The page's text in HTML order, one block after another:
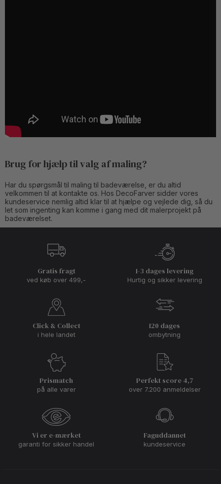
Brug for hjælp til valg af maling?
Har du spørgsmål til maling til badeværelse, er du altid
velkommen til at kontakte os. Hos DecoFarver sidder vores
kundeservice nemlig altid klar til at hjælpe og vejlede dig, så du
let som ingenting kan komme i gang med dit malerprojekt på
badeværelset.
Gratis fragt
ved køb over 499,-
1-3 dages levering
Hurtig og sikker levering
Click & Collect
i hele landet
120 dages
ombytning
Prismatch
på alle varer
Perfekt score 4,7
over 7.200 anmeldelser
Vi er e-mærket
garanti for sikker handel
Faguddannet
kundeservice